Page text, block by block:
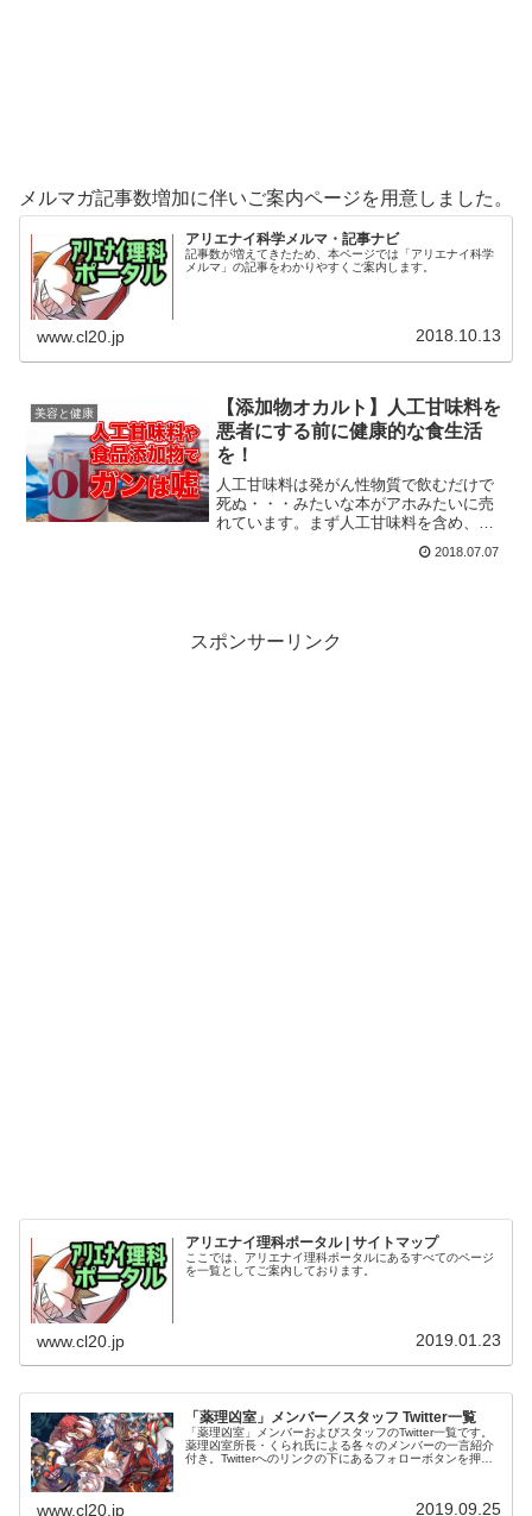
メルマガ記事数増加に伴いご案内ページを用意しました。
アリエナイ科学メルマ・記事ナビ
記事数が増えてきたため、本ページでは「アリエナイ科学
メルマ」の記事をわかりやすくご案内します。
www.cl20.jp 2018.10.13
美容と健康
【添加物オカルト】人工甘味料を
悪者にする前に健康的な食生活
を！
人工甘味料は発がん性物質で飲むだけで
死ぬ・・・みたいな本がアホみたいに売
れています。まず人工甘味料を含め、あ
性」なんてものはありませんし、多少体
2018.07.07
スポンサーリンク
アリエナイ理科ポータル | サイトマップ
ここでは、アリエナイ理科ポータルにあるすべてのページ
を一覧としてご案内しております。
www.cl20.jp 2019.01.23
「薬理凶室」メンバー／スタッフ Twitter一覧
「薬理凶室」メンバーおよびスタッフのTwitter一覧です。
薬理凶室所長・くられ氏による各々のメンバーの一言紹介
付き。Twitterへのリンクの下にあるフォローボタンを押す
www.cl20.jp 2019.09.25